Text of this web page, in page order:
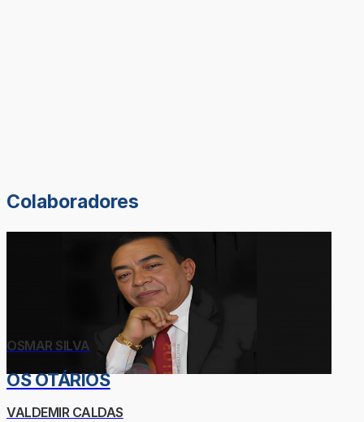
Colaboradores
OSMAR SILVA
OS OTÁRIOS
VALDEMIR CALDAS